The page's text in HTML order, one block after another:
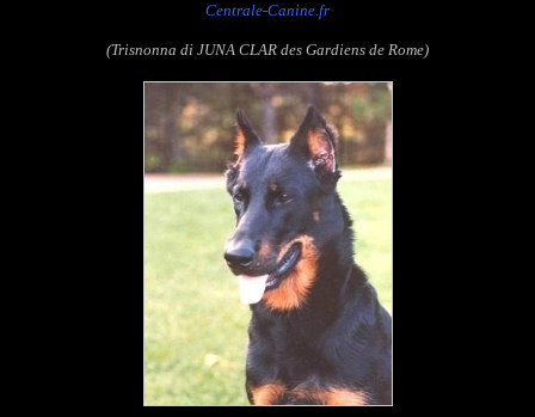
Centrale-Canine.fr
(Trisnonna di JUNA CLAR des Gardiens de Rome)